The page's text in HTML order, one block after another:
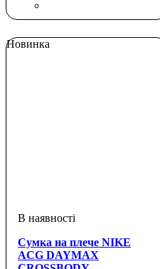
Новинка
Сумка на плече NIKE
ACG DAYMAX